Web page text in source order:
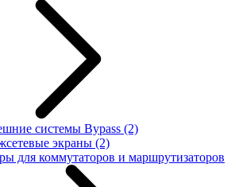
системы Bypass (2)
экраны (2)
для коммутаторов и маршрутизаторов